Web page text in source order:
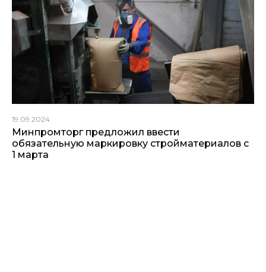
19.09.2024
Минпромторг предложил ввести
обязательную маркировку стройматериалов с
1 марта